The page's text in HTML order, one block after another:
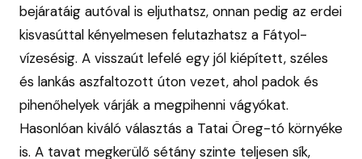
bejáratáig autóval is eljuthatsz, onnan pedig az erdei
kisvasúttal kényelmesen felutazhatsz a Fátyol-
vízesésig. A visszaút lefelé egy jól kiépített, széles
és lankás aszfaltozott úton vezet, ahol padok és
pihenőhelyek várják a megpihenni vágyókat.
Hasonlóan kiváló választás a Tatai Öreg-tó környéke
is. A tavat megkerülő sétány szinte teljesen sík,